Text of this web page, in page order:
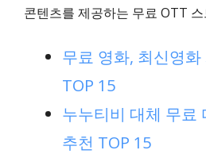
콘텐츠를 제공하는 무료 OTT
무료 영화, 최신영
TOP 15
누누티비 대체 무료
추천 TOP 15